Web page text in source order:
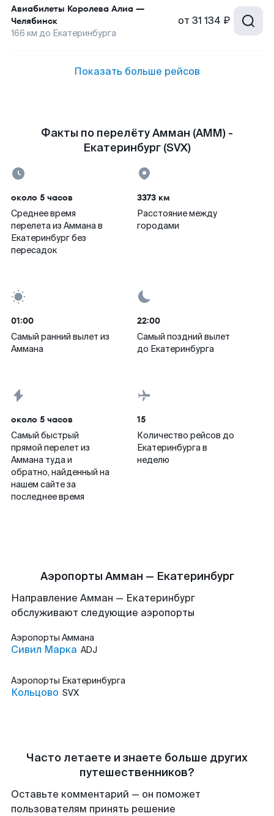
Авиабилеты Королева Алиа —
Челябинск
166 км до Екатеринбурга
от 31 134 ₽
Показать больше рейсов
Факты по перелёту Амман (AMM) -
Екатеринбург (SVX)
около 5 часов
Среднее время
перелета из Аммана в
Екатеринбург без
пересадок
3373 км
Расстояние между
городами
01:00
Самый ранний вылет из
Аммана
22:00
Самый поздний вылет
до Екатеринбурга
около 5 часов
Самый быстрый
прямой перелет из
Аммана туда и
обратно, найденный на
нашем сайте за
последнее время
15
Количество рейсов до
Екатеринбурга в
неделю
Аэропорты Амман — Екатеринбург
Направление Амман — Екатеринбург
обслуживают следующие аэропорты
Аэропорты Аммана
Сивил Марка ADJ
Аэропорты Екатеринбурга
Кольцово SVX
Часто летаете и знаете больше других
путешественников?
Оставьте комментарий — он поможет
пользователям принять решение